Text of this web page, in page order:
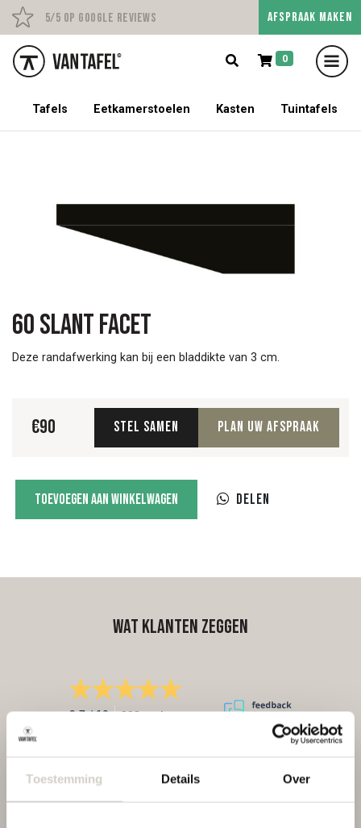
Toestemming Details Over
5/5 op Google Reviews Persoonlijk advies op
AFSPRAAK MAKEN
0
5% korting op een tafel met stoelen!
Tafels Eetkamerstoelen Kasten Tuintafels
60 Slant facet
Deze randafwerking kan bij een bladdikte van 3 cm.
€90 Stel samen Plan uw afspraak
Slant
facet
Toevoegen aan winkelwagen Delen
Wat klanten zeggen
9.7 / 10 298 reviews